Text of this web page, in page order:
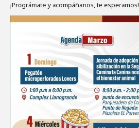
¡Prográmate y acompáñanos, te esperamos!